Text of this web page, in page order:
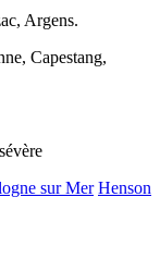
Argens.
Capestang,
sur Mer Henson